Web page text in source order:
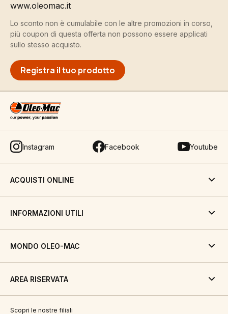
www.oleomac.it
Lo sconto non è cumulabile con le altre promozioni in corso,
più coupon di questa offerta non possono essere applicati
sullo stesso acquisto.
Registra il tuo prodotto
Instagram Facebook Youtube
ACQUISTI ONLINE
INFORMAZIONI UTILI
MONDO OLEO-MAC
AREA RISERVATA
Scopri le nostre filiali